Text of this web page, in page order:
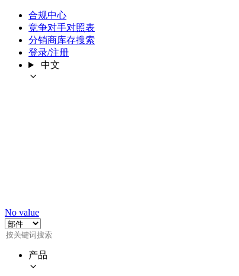
合规中心
竞争对手对照表
分销商库存搜索
登录/注册
中文
No value
产品